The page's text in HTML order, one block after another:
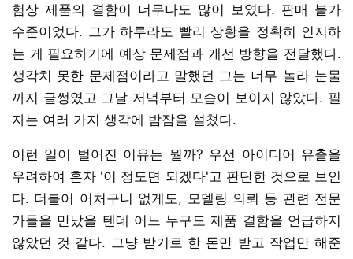
험상 제품의 결함이 너무나도 많이 보였다. 판매 불가
수준이었다. 그가 하루라도 빨리 상황을 정확히 인지하
는 게 필요하기에 예상 문제점과 개선 방향을 전달했다.
생각치 못한 문제점이라고 말했던 그는 너무 놀라 눈물
까지 글썽였고 그날 저녁부터 모습이 보이지 않았다. 필
자는 여러 가지 생각에 밤잠을 설쳤다.
이런 일이 벌어진 이유는 뭘까? 우선 아이디어 유출을
우려하여 혼자 '이 정도면 되겠다'고 판단한 것으로 보인
다. 더불어 어처구니 없게도, 모델링 의뢰 등 관련 전문
가들을 만났을 텐데 어느 누구도 제품 결함을 언급하지
않았던 것 같다. 그냥 받기로 한 돈만 받고 작업만 해준